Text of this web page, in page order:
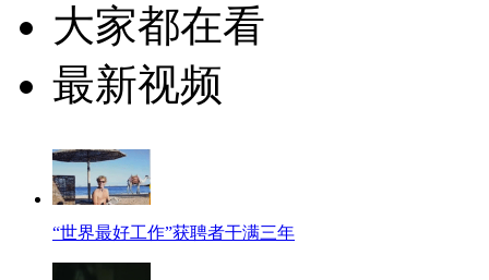
大家都在看
最新视频
“世界最好工作”获聘者干满三年